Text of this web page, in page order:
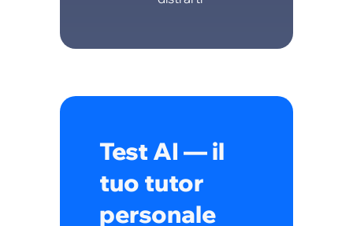
Test AI — il
tuo tutor
personale